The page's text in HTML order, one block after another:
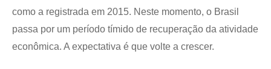
como a registrada em 2015. Neste momento, o Brasil
passa por um período tímido de recuperação da atividade
econômica. A expectativa é que volte a crescer.